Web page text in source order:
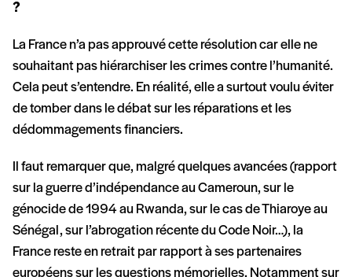
?
La France n’a pas approuvé cette résolution car elle ne
souhaitant pas hiérarchiser les crimes contre l’humanité.
Cela peut s’entendre. En réalité, elle a surtout voulu éviter
de tomber dans le débat sur les réparations et les
dédommagements financiers.
Il faut remarquer que, malgré quelques avancées (rapport
sur la guerre d’indépendance au Cameroun, sur le
génocide de 1994 au Rwanda, sur le cas de Thiaroye au
Sénégal, sur l’abrogation récente du Code Noir…), la
France reste en retrait par rapport à ses partenaires
européens sur les questions mémorielles. Notamment sur